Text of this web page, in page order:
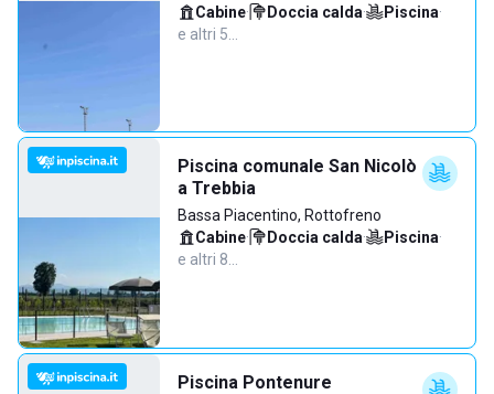
Cabine· Doccia calda· Piscina·
e altri 5…
Piscina comunale San Nicolò
a Trebbia
Bassa Piacentino, Rottofreno
Cabine· Doccia calda· Piscina·
e altri 8…
Piscina Pontenure